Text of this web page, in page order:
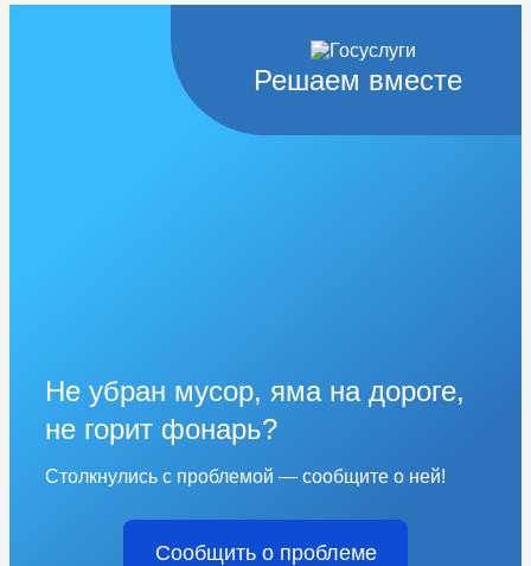
Решаем вместе
Не убран мусор, яма на дороге,
не горит фонарь?
Столкнулись с проблемой — сообщите о ней!
Сообщить о проблеме